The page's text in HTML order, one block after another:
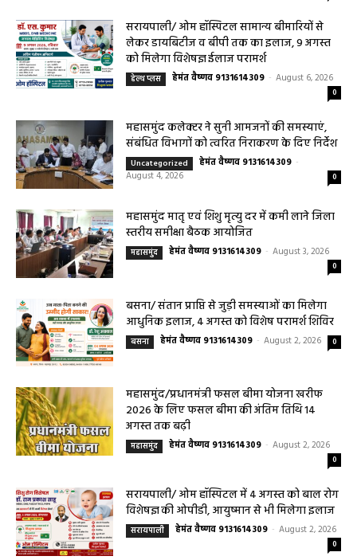
सरायपाली/ ओम हॉस्पिटल सामान्य बीमारियों से
लेकर डायबिटीज व बीपी तक का इलाज, 9 अगस्त
को मिलेगा विशेषज्ञ ईलाज परामर्श
हेल्थ प्लस हेमंत वैष्णव 9131614309 - August 6, 2026
0
महासमुंद कलेक्टर ने सुनी आमजनों की समस्याएं,
संबंधित विभागों को त्वरित निराकरण के दिए निर्देश
Uncategorized हेमंत वैष्णव 9131614309 -
August 4, 2026
0
महासमुंद मातृ एवं शिशु मृत्यु दर में कमी लाने जिला
स्तरीय समीक्षा बैठक आयोजित
महासमुंद हेमंत वैष्णव 9131614309 - August 3, 2026
0
बसना/ संतान प्राप्ति से जुड़ी समस्याओं का मिलेगा
आधुनिक इलाज, 4 अगस्त को विशेष परामर्श शिविर
बसना हेमंत वैष्णव 9131614309 - August 2, 2026 0
महासमुंद/प्रधानमंत्री फसल बीमा योजना खरीफ
2026 के लिए फसल बीमा की अंतिम तिथि 14
अगस्त तक बढ़ी
महासमुंद हेमंत वैष्णव 9131614309 - August 2, 2026
0
सरायपाली/ ओम हॉस्पिटल में 4 अगस्त को बाल रोग
विशेषज्ञ की ओपीडी, आयुष्मान से भी मिलेगा इलाज
सरायपाली हेमंत वैष्णव 9131614309 - August 2, 2026
0